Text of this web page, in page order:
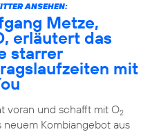
ANSEHEN:
Metze,
erläutert das
starrer
mit
voran und schafft mit O2
neuem Kombiangebot aus